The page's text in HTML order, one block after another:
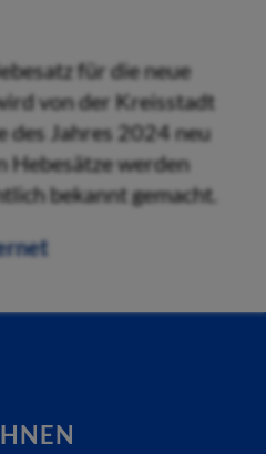
für die neue
von der Kreisstadt
des Jahres 2024 neu
Hebesätze werden
bekannt gemacht.